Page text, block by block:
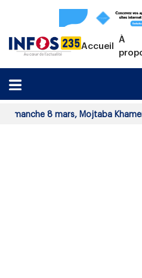
Accueil
À
mars, Mojtaba Khamenei,